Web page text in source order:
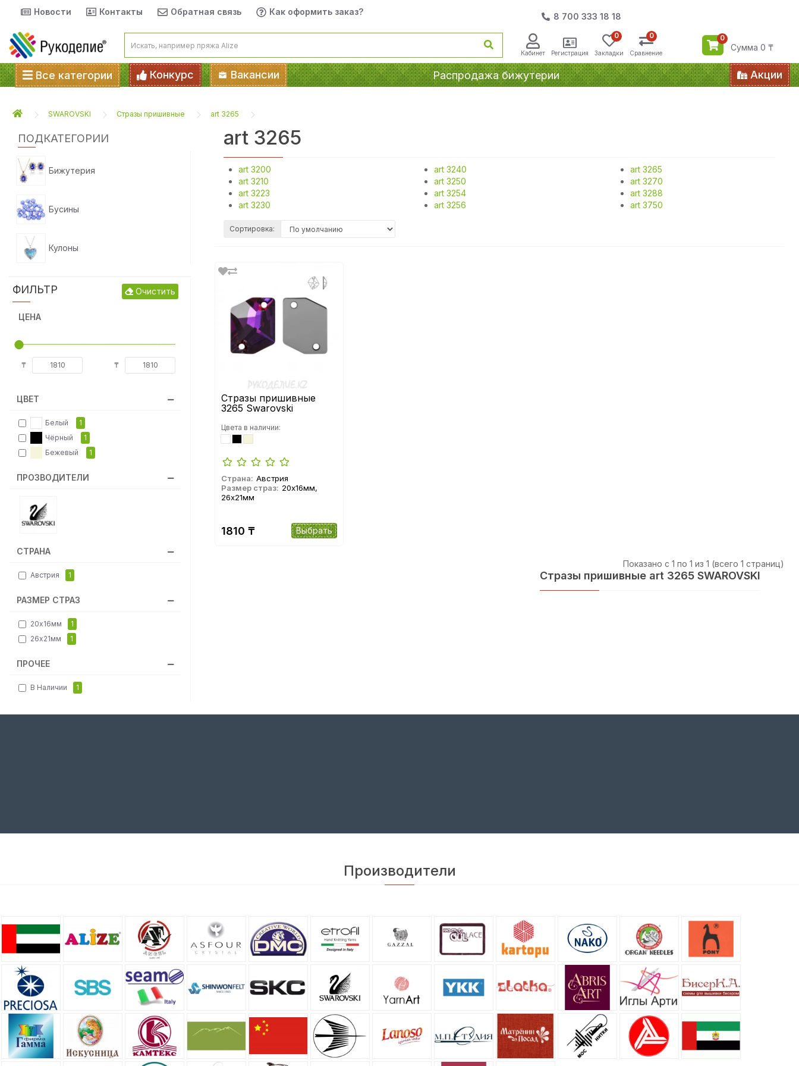
Новости Контакты Обратная связь Как оформить заказ? 8 700 333 18 18
Кабинет Регистрация Закладки
0
Сравнение
0 0
Сумма 0 ₸
Все категории Конкурс Вакансии Распродажа бижутерии Акции
SWAROVSKI Стразы пришивные art 3265
ПОДКАТЕГОРИИ
Бижутерия
Бусины
Кулоны
PIXIE
Стразы клеевые горячей
фиксации
Стразы конусные ювелирные
Стразы пришивные
Стразы холодной фиксации
Тесьма
ФИЛЬТР Очистить
ЦЕНА
₸ ₸
ЦВЕТ
Белый
1
Чёрный
1
Бежевый
1
ПРОЗВОДИТЕЛИ
СТРАНА
Австрия 1
РАЗМЕР СТРАЗ
20х16мм
1
26х21мм
1
ПРОЧЕЕ
В Наличии 1
art 3265
art 3200
art 3210
art 3223
art 3230
art 3240
art 3250
art 3254
art 3256
art 3265
art 3270
art 3288
art 3750
Сортировка:
Стразы пришивные
3265 Swarovski
Цвета в наличии:
Страна: Австрия
Размер страз: 20х16мм,
26х21мм
1810 ₸ Выбрать
Показано с 1 по 1 из 1 (всего 1 страниц)
Стразы пришивные art 3265 SWAROVSKI
Производители